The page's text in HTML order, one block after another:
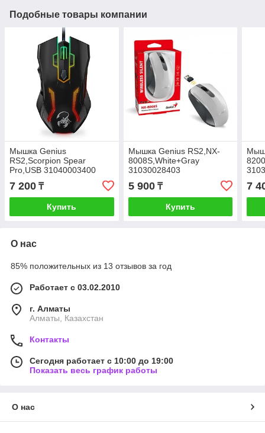
Подобные товары компании
Мышка Genius
RS2,Scorpion Spear
Pro,USB 31040003400
7 200 ₸
Купить
Мышка Genius RS2,NX-
8008S,White+Gray
31030028403
5 900₸
Купить
7
О нас
85% положительных из 13 отзывов за год
Работает с 03.02.2010
г. Алматы
Алматы, Казахстан
Контакты
Сегодня работает с 10:00 до 19:00
Показать весь график работы
О нас